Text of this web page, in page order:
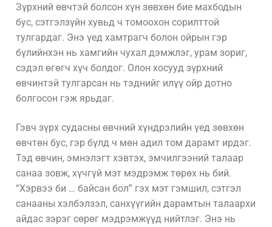
Зүрхний өвчтэй болсон хүн зөвхөн бие махбодын
бус, сэтгэлзүйн хувьд ч томоохон сорилттой
тулгардаг. Энэ үед хамтрагч болон ойрын гэр
бүлийнхэн нь хамгийн чухал дэмжлэг, урам зориг,
сэдэл өгөгч хүч болдог. Олон хосууд зүрхний
өвчинтэй тулгарсан нь тэднийг илүү ойр дотно
болгосон гэж ярьдаг.
Гэвч зүрх судасны өвчний хүндрэлийн үед зөвхөн
өвчтөн бус, гэр бүлд ч мөн адил том дарамт ирдэг.
Тэд өвчин, эмнэлэгт хэвтэх, эмчилгээний талаар
санаа зовж, хүчгүй мэт мэдрэмж төрөх нь бий.
“Хэрвээ би … байсан бол” гэх мэт гэмшил, сэтгэл
санааны хэлбэлзэл, санхүүгийн дарамтын талаархи
айдас зэрэг сөрөг мэдрэмжүүд нийтлэг. Энэ нь